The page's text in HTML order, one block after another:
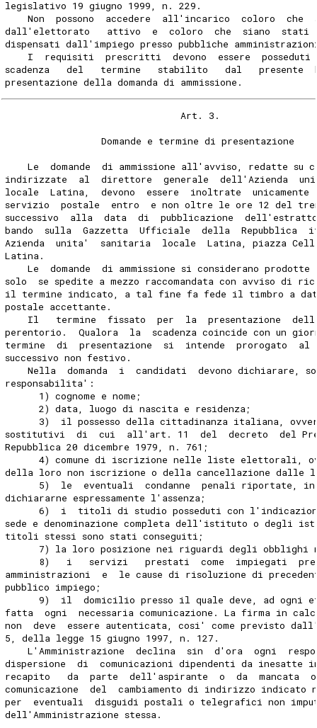
legislativo 19 giugno 1999, n. 229.
Non  possono  accedere  all'incarico  coloro  che
dall'elettorato   attivo  e  coloro  che  siano
dispensati dall'impiego presso pubbliche
I  requisiti  prescritti  devono  essere  posseduti
scadenza   del   termine   stabilito   dal   presente
presentazione della domanda di ammissione.
                               Art. 3.
                 Domande e termine di presentazione
Le  domande  di ammissione all'avviso, redatte su
indirizzate  al  direttore  generale  dell'Azienda
locale  Latina,  devono  essere  inoltrate  unicamente
servizio  postale  entro  e non oltre le ore 12 del
successivo  alla  data  di  pubblicazione
bando  sulla  Gazzetta  Ufficiale  della  Repubblica
Azienda  unita'  sanitaria  locale  Latina, piazza
Latina.
Le  domande  di ammissione si considerano prodotte
solo  se spedite a mezzo raccomandata con avviso di
il termine indicato, a tal fine fa fede il timbro a
postale accettante.
Il   termine  fissato  per  la  presentazione
perentorio.  Qualora  la  scadenza coincide con un
termine  di  presentazione  si  intende  prorogato  al
successivo non festivo.
Nella  domanda  i  candidati  devono dichiarare,
responsabilita':
      1) cognome e nome;
      2) data, luogo di nascita e residenza;
3)  il possesso della cittadinanza italiana,
sostitutivi  di  cui  all'art. 11  del  decreto  del
Repubblica 20 dicembre 1979, n. 761;
4) comune di iscrizione nelle liste elettorali,
della loro non iscrizione o della cancellazione dalle
5)  le  eventuali  condanne  penali riportate,
dichiararne espressamente l'assenza;
6)  i  titoli di studio posseduti con
sede e denominazione completa dell'istituto o degli
titoli stessi sono stati conseguiti;
7) la loro posizione nei riguardi degli obblighi
8)   i   servizi   prestati  come  impiegati
amministrazioni  e  le cause di risoluzione di
pubblico impiego;
9)  il  domicilio presso il quale deve, ad ogni
fatta  ogni  necessaria comunicazione. La firma in
non  deve  essere autenticata, cosi' come previsto
5, della legge 15 giugno 1997, n. 127.
L'Amministrazione  declina  sin  d'ora  ogni
dispersione  di  comunicazioni dipendenti da inesatte
recapito   da  parte  dell'aspirante  o  da  mancata
comunicazione  del  cambiamento di indirizzo indicato
per  eventuali  disguidi postali o telegrafici non
dell'Amministrazione stessa.